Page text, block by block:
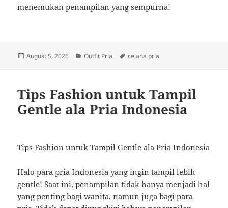
menemukan penampilan yang sempurna!
Posted
August 5, 2026 Categories
Outfit Pria Tags
celana pria
Tips Fashion untuk Tampil
Gentle ala Pria Indonesia
Tips Fashion untuk Tampil Gentle ala Pria Indonesia
Halo para pria Indonesia yang ingin tampil lebih
gentle! Saat ini, penampilan tidak hanya menjadi hal
yang penting bagi wanita, namun juga bagi para